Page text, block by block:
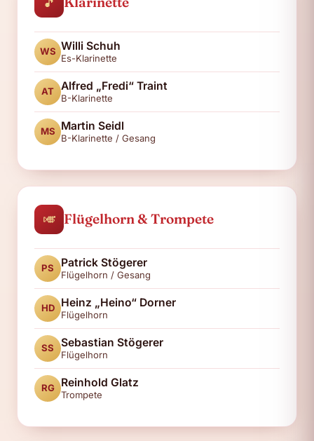
WS Willi Schuh
Es-Klarinette
AT Alfred „Fredi“ Traint
B-Klarinette
MS Martin Seidl
B-Klarinette / Gesang
🎺 Flügelhorn & Trompete
PS Patrick Stögerer
Flügelhorn / Gesang
HD Heinz „Heino“ Dorner
Flügelhorn
SS Sebastian Stögerer
Flügelhorn
RG Reinhold Glatz
Trompete